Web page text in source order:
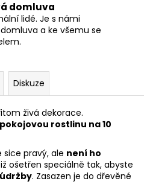
domluva
lidé. Je s námi
a ke všemu se
Diskuze
živá dekorace.
rostlinu na 10
sice pravý, ale není ho
ošetřen speciálně tak, abyste
. Zasazen je do dřevěné